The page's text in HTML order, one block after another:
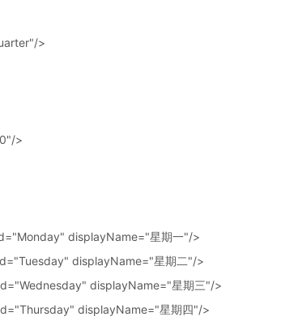
>
>
displayName="星期一"/>
displayName="星期二"/>
displayName="星期三"/>
displayName="星期四"/>